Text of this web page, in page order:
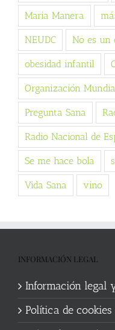
Maria Manera
NEUDC No es un
obesidad infantil
Organización
Pregunta Sana
Radio Nacional de
Se me hace bola
Vida Sana vino
INFORMACIÓN LEGAL
Información legal
Política de cookies